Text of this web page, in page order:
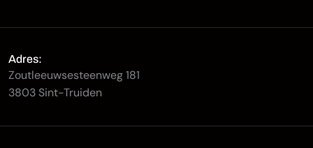
Adres:
Zoutleeuwsesteenweg 181
3803 Sint-Truiden